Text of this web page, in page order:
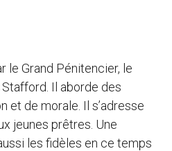
le Grand Pénitencier, le
Il aborde des
et de morale. Il s’adresse
jeunes prêtres. Une
les fidèles en ce temps